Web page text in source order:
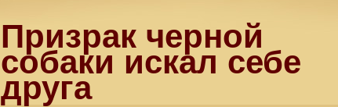
Призрак черной
собаки искал себе
друга